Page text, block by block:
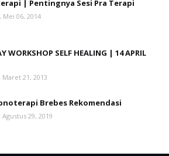
| Pentingnya Sesi Pra Terapi
Mei 06, 2014
WORKSHOP SELF HEALING | 14 APRIL
Maret 21, 2013
Brebes Rekomendasi
Agustus 29, 2019